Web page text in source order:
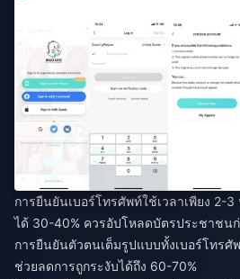
การยืนยันเบอร์โทรศัพท์ใช้เวลาเพียง 2-
ได้ 30-40% ควรอัปโหลดบัตรประชาชน
การยืนยันตัวตนเต็มรูปแบบทั้งเบอร์โทร
ช่วยลดการถูกระงับได้ถึง 60-70%